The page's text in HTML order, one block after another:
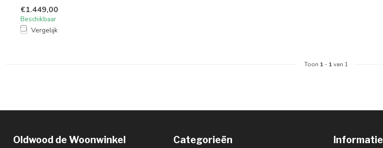
€1.449,00
Beschikbaar
Vergelijk
Toon 1 - 1van 1
Oldwood de Woonwinkel Categorieën Informatie